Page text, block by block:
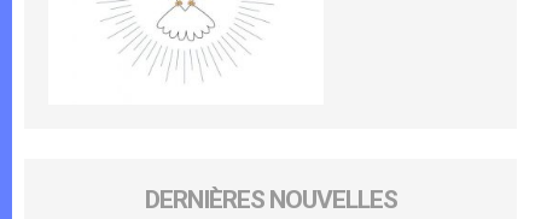
DERNIÈRES NOUVELLES